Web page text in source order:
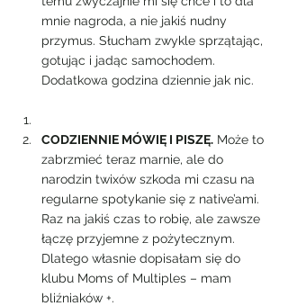
mnie nagroda, a nie jakiś nudny
przymus. Słucham zwykle sprzątając,
gotując i jadąc samochodem.
Dodatkowa godzina dziennie jak nic.
CODZIENNIE MÓWIĘ I PISZĘ. Może to
zabrzmieć teraz marnie, ale do
narodzin twixów szkoda mi czasu na
regularne spotykanie się z native’ami.
Raz na jakiś czas to robię, ale zawsze
łączę przyjemne z pożytecznym.
Dlatego własnie dopisałam się do
klubu Moms of Multiples – mam
bliźniaków +.